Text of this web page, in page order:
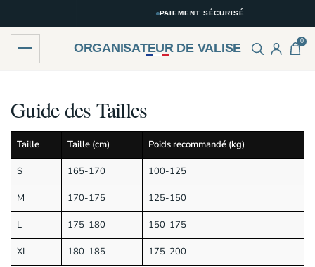
PAIEMENT SÉCURISÉ
ORGANISATEUR DE VALISE 0
navigation
content
Guide des Tailles
Taille Taille (cm) Poids recommandé (kg)
S 165-170 100-125
M 170-175 125-150
L 175-180 150-175
XL 180-185 175-200